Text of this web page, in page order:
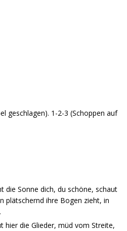
geschlagen). 1-2-3 (Schoppen auf
die Sonne dich, du schöne, schaut
plätschernd ihre Bogen zieht, in
hier die Glieder, müd vom Streite,